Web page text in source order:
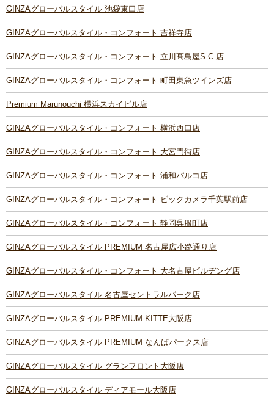
GINZAグローバルスタイル 池袋東口店
GINZAグローバルスタイル・コンフォート 吉祥寺店
GINZAグローバルスタイル・コンフォート 立川髙島屋S.C.店
GINZAグローバルスタイル・コンフォート 町田東急ツインズ店
Premium Marunouchi 横浜スカイビル店
GINZAグローバルスタイル・コンフォート 横浜西口店
GINZAグローバルスタイル・コンフォート 大宮門街店
GINZAグローバルスタイル・コンフォート 浦和パルコ店
GINZAグローバルスタイル・コンフォート ビックカメラ千葉駅前店
GINZAグローバルスタイル・コンフォート 静岡呉服町店
GINZAグローバルスタイル PREMIUM 名古屋広小路通り店
GINZAグローバルスタイル・コンフォート 大名古屋ビルヂング店
GINZAグローバルスタイル 名古屋セントラルパーク店
GINZAグローバルスタイル PREMIUM KITTE大阪店
GINZAグローバルスタイル PREMIUM なんばパークス店
GINZAグローバルスタイル グランフロント大阪店
GINZAグローバルスタイル ディアモール大阪店